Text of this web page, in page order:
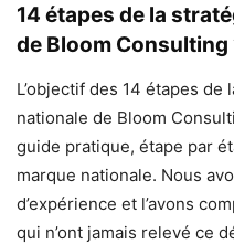
14 étapes de la
de Bloom Consulting
L’objectif des 14 étapes
nationale de Bloom
guide pratique, étape par
marque nationale. Nous
d’expérience et l’avons
qui n’ont jamais relevé ce